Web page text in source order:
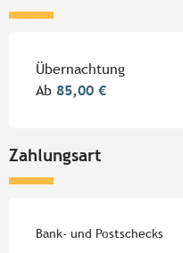
Preise 2026
Übernachtung
Ab 85,00 €
Zahlungsart
Bank- und Postschecks